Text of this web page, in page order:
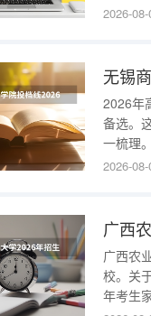
办学定
海事职
2026-
2026年
备选。
一梳理
办学定
职业技
2026-
广西农
校。关
年考生